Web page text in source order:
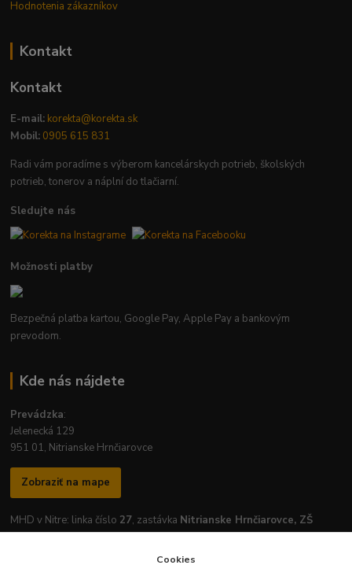
Hodnotenia zákazníkov
Kontakt
Kontakt
E-mail: korekta@korekta.sk
Mobil: 0905 615 831
Radi vám poradíme s výberom kancelárskych potrieb, školských
potrieb, tonerov a náplní do tlačiarní.
Sledujte nás
Možnosti platby
Bezpečná platba kartou, Google Pay, Apple Pay a bankovým
prevodom.
Kde nás nájdete
Prevádzka:
Jelenecká 129
951 01, Nitrianske Hrnčiarovce
Zobraziť na mape
MHD v Nitre: linka číslo 27, zastávka Nitrianske Hrnčiarovce, ZŠ
Cookies